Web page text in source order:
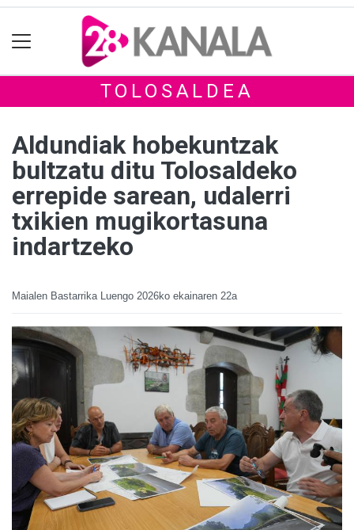
TOLOSALDEA
Aldundiak hobekuntzak
bultzatu ditu Tolosaldeko
errepide sarean, udalerri
txikien mugikortasuna
indartzeko
Maialen Bastarrika Luengo 2026ko ekainaren 22a